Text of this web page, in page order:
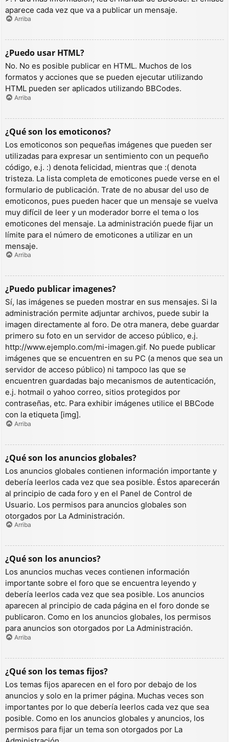
aparece cada vez que va a publicar un mensaje.
Arriba
¿Puedo usar HTML?
No. No es posible publicar en HTML. Muchos de los
formatos y acciones que se pueden ejecutar utilizando
HTML pueden ser aplicados utilizando BBCodes.
Arriba
¿Qué son los emoticonos?
Los emoticonos son pequeñas imágenes que pueden ser
utilizadas para expresar un sentimiento con un pequeño
código, e.j. :) denota felicidad, mientras que :( denota
tristeza. La lista completa de emoticones puede verse en el
formulario de publicación. Trate de no abusar del uso de
emoticonos, pues pueden hacer que un mensaje se vuelva
muy difícil de leer y un moderador borre el tema o los
emoticones del mensaje. La administración puede fijar un
límite para el número de emoticones a utilizar en un
mensaje.
Arriba
¿Puedo publicar imagenes?
Sí, las imágenes se pueden mostrar en sus mensajes. Si la
administración permite adjuntar archivos, puede subir la
imagen directamente al foro. De otra manera, debe guardar
primero su foto en un servidor de acceso público, e.j.
http://www.ejemplo.com/mi-imagen.gif. No puede publicar
imágenes que se encuentren en su PC (a menos que sea un
servidor de acceso público) ni tampoco las que se
encuentren guardadas bajo mecanismos de autenticación,
e.j. hotmail o yahoo correo, sitios protegidos por
contraseñas, etc. Para exhibir imágenes utilice el BBCode
con la etiqueta [img].
Arriba
¿Qué son los anuncios globales?
Los anuncios globales contienen información importante y
debería leerlos cada vez que sea posible. Éstos aparecerán
al principio de cada foro y en el Panel de Control de
Usuario. Los permisos para anuncios globales son
otorgados por La Administración.
Arriba
¿Qué son los anuncios?
Los anuncios muchas veces contienen información
importante sobre el foro que se encuentra leyendo y
debería leerlos cada vez que sea posible. Los anuncios
aparecen al principio de cada página en el foro donde se
publicaron. Como en los anuncios globales, los permisos
para anuncios son otorgados por La Administración.
Arriba
¿Qué son los temas fijos?
Los temas fijos aparecen en el foro por debajo de los
anuncios y solo en la primer página. Muchas veces son
importantes por lo que debería leerlos cada vez que sea
posible. Como en los anuncios globales y anuncios, los
permisos para fijar un tema son otorgados por La